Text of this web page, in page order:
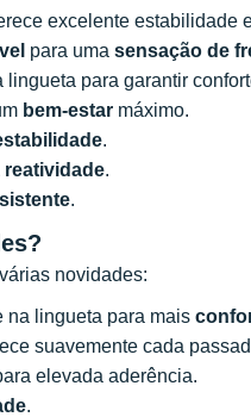
excelente estabilidade
para uma sensação de
lingueta para garantir
bem-estar máximo.
.
reatividade.
.
novidades:
na lingueta para mais
suavemente cada
elevada aderência.
.